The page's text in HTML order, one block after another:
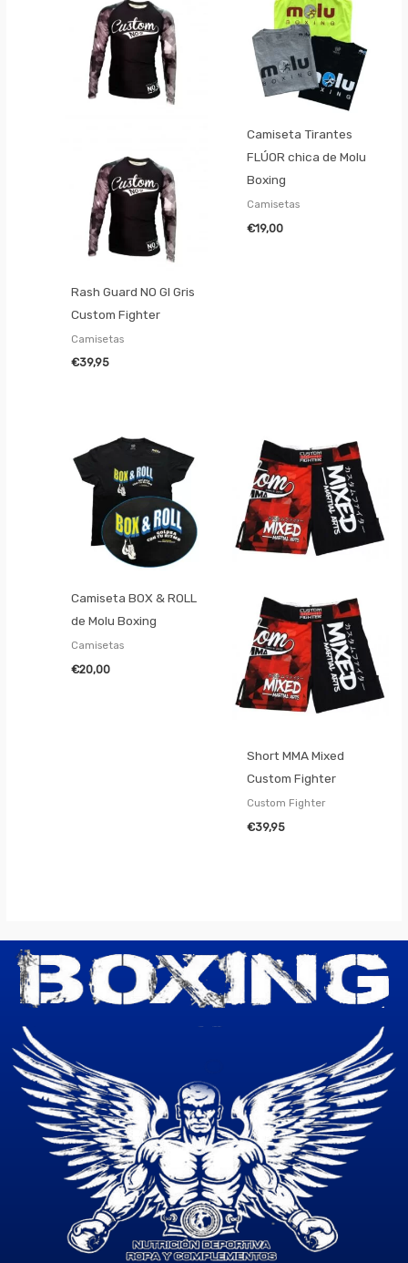
Rash Guard NO GI Gris
Custom Fighter
Camisetas
€39,95
Camiseta Tirantes
FLÚOR chica de Molu
Boxing
Camisetas
€19,00
Camiseta BOX & ROLL
de Molu Boxing
Camisetas
€20,00
Short MMA Mixed
Custom Fighter
Custom Fighter
€39,95